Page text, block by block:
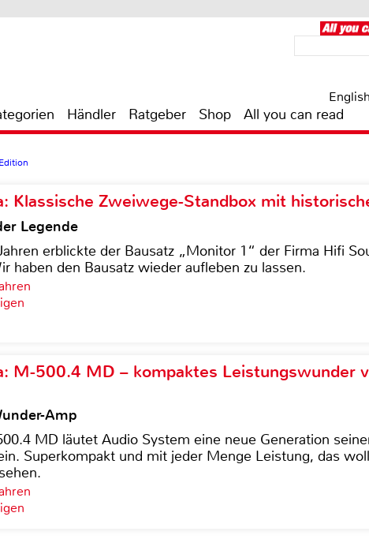
Händler Ratgeber Shop All you can read
Klassische Zweiwege-Standbox mit
Legende
erblickte der Bausatz „Monitor 1“ der Firma Hifi
haben den Bausatz wieder aufleben zu lassen.
M-500.4 MD – kompaktes Leistungswunder
Amp
MD läutet Audio System eine neue Generation
Superkompakt und mit jeder Menge Leistung, das